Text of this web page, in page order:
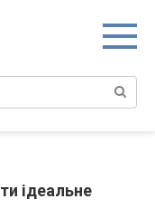
ідеальне